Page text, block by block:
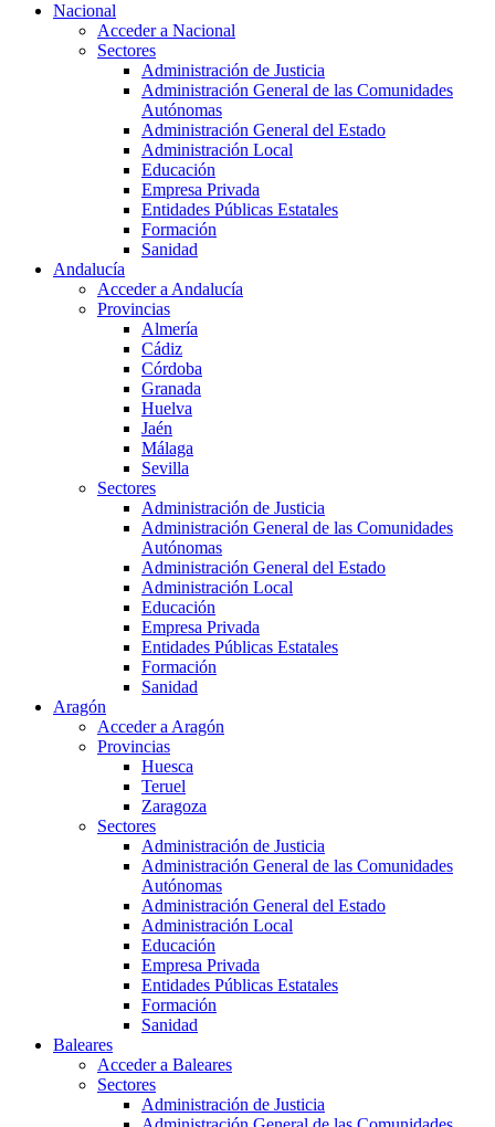
Nacional
Acceder a Nacional
Sectores
Administración de Justicia
Administración General de las Comunidades
Autónomas
Administración General del Estado
Administración Local
Educación
Empresa Privada
Entidades Públicas Estatales
Formación
Sanidad
Andalucía
Acceder a Andalucía
Provincias
Almería
Cádiz
Córdoba
Granada
Huelva
Jaén
Málaga
Sevilla
Sectores
Administración de Justicia
Administración General de las Comunidades
Autónomas
Administración General del Estado
Administración Local
Educación
Empresa Privada
Entidades Públicas Estatales
Formación
Sanidad
Aragón
Acceder a Aragón
Provincias
Huesca
Teruel
Zaragoza
Sectores
Administración de Justicia
Administración General de las Comunidades
Autónomas
Administración General del Estado
Administración Local
Educación
Empresa Privada
Entidades Públicas Estatales
Formación
Sanidad
Baleares
Acceder a Baleares
Sectores
Administración de Justicia